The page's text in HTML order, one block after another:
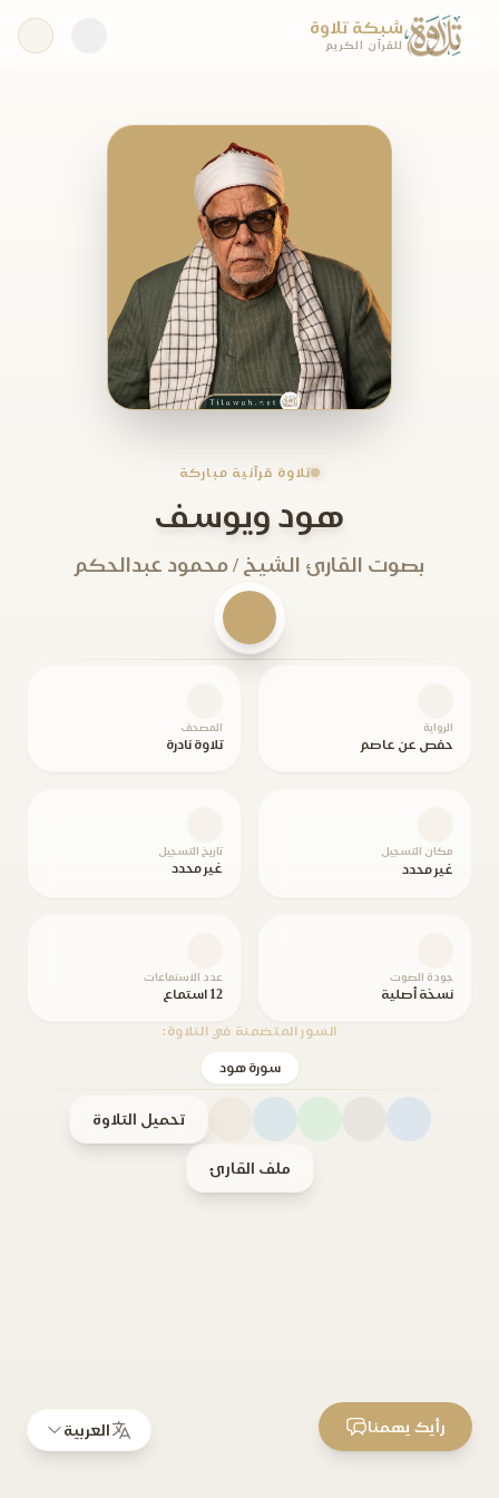
شبكة تلاوة
للقرآن الكريم
تلاوة قرآنية مباركة
هود ويوسف
بصوت القارئ الشيخ / محمود عبدالحكم
الرواية
حفص عن عاصم
المصحف
تلاوة نادرة
مكان التسجيل
غير محدد
تاريخ التسجيل
غير محدد
جودة الصوت
نسخة أصلية
عدد الاستماعات
12 استماع
السور المتضمنة في التلاوة:
سورة هود
تحميل التلاوة
ملف القارئ
العربية رأيك يهمنا